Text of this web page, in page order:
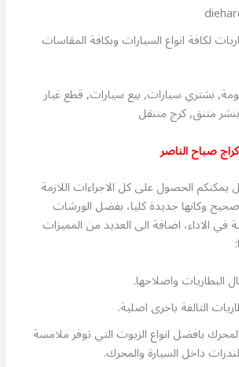
لكافة انواع السيارات وبكافة المقاسات
نشتري سيارات, بيع سيارات, قطع غيار
متنق, كرج متنقل
صباح الناصر
الحصول على كل الاجراءات اللازمة
وكانها جديدة كليا، بفضل الورشات
في الاداء، اضافة الى العديد من المميزات
واصلاحها.
التالفة باخرى اصلية.
بافضل انواع الزيوت التي توفر ملامسة
داخل السيارة والمحرك.